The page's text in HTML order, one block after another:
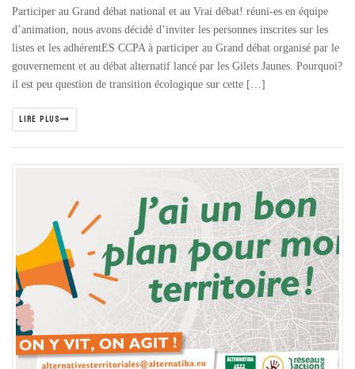
Participer au Grand débat national et au Vrai débat! réuni-es en équipe
d’animation, nous avons décidé d’inviter les personnes inscrites sur les
listes et les adhérentES CCPA à participer au Grand débat organisé par le
gouvernement et au débat alternatif lancé par les Gilets Jaunes. Pourquoi?
il est peu question de transition écologique sur cette […]
LIRE PLUS